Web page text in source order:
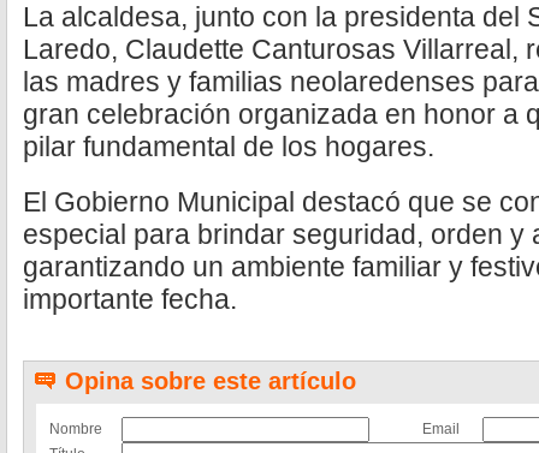
La alcaldesa, junto con la presidenta del
Laredo, Claudette Canturosas Villarreal,
las madres y familias neolaredenses
gran celebración organizada en honor a
pilar fundamental de los hogares.
El Gobierno Municipal destacó que se
especial para brindar seguridad, orden y
garantizando un ambiente familiar y
importante fecha.
Opina sobre este artículo
Nombre
Email